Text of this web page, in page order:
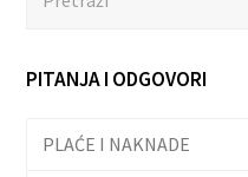
PITANJA I ODGOVORI
PLAĆE I NAKNADE